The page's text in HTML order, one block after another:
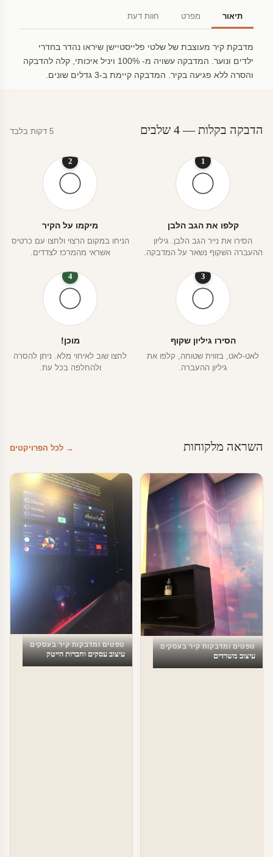
תיאור מפרט חוות דעת
מדבקת קיר מעוצבת של שלטי פלייסטיישן שיראו נהדר בחדרי
ילדים ונוער. המדבקה עשויה מ- 100% ויניל איכותי, קלה להדבקה
והסרה ללא פגיעה בקיר. המדבקה קיימת ב-3 גדלים שונים.
הדבקה בקלות — 4 שלבים 5 דקות בלבד
1
קלפו את הגב הלבן
הסירו את נייר הגב הלבן. גיליון
ההעברה השקוף נשאר על המדבקה.
2
מיקמו על הקיר
הניחו במקום הרצוי ולחצו עם כרטיס
אשראי מהמרכז לצדדים.
3
הסירו גיליון שקוף
לאט-לאט, בזווית שטוחה, קלפו את
גיליון ההעברה.
4
מוכן!
לחצו שוב לאיחוי מלא. ניתן להסרה
ולהחלפה בכל עת.
השראה מלקוחות → לכל הפרויקטים
טפטים ומדבקות קיר בעסקים
עיצוב משרדים
טפטים ומדבקות קיר בעסקים
עיצוב עסקים וחברות הייטק